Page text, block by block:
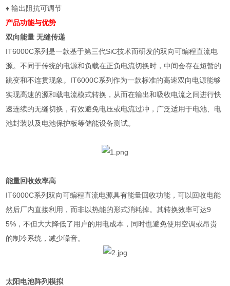
♦ 输出阻抗可调节
产品功能与优势
双向能量 无缝传递
IT6000C系列是一款基于第三代SiC技术而研发的双向可编程直流电
源。不同于传统的电源和负载在正负电流切换时，中间会存在短暂的
跳变和不连贯现象。 IT6000C系列作为一款标准的高速双向电源能够
实现高速的源和载电流模式转换，从而在输出和吸收电流之间进行快
速连续的无缝切换，有效避免电压或电流过冲，广泛适用于电池、电
池封装以及电池保护板等储能设备测试。
能量回收效率高
IT6000C系列双向可编程直流电源具有能量回收功能，可以回收电能
然后厂内直接利用，而非以热能的形式消耗掉。其转换效率可达9
5% ，不但大大降低了用户的用电成本，同时也避免使用空调或昂贵
的制冷系统，减少噪音。
太阳电池阵列模拟